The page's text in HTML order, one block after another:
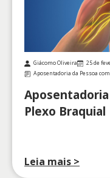
Giácomo Oliveira
25 de
Aposentadoria da Pessoa
Plexo Braquial
Leia mais >